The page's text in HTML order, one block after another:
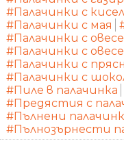
#Палачинки с
#Палачинки с мая
#Палачинки с
#Палачинки с
#Палачинки с
#Палачинки с
#Пиле в палачинка
#Предястия с
#Пълнени
#Пълнозърнести